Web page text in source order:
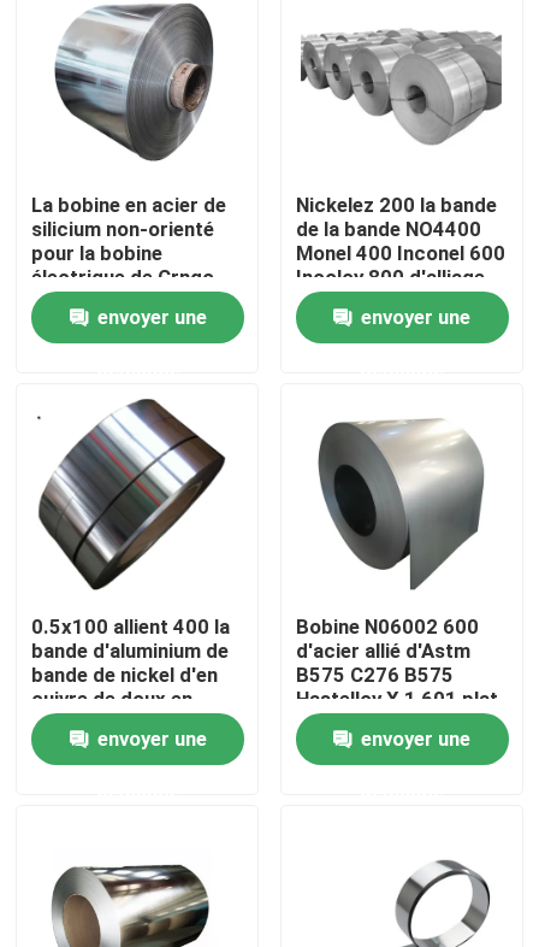
Accueil
A propos de nous
Contacts
Produits
tube rond d'acier inoxydable
feuille inoxydable de plaque d'acier
Bobine d'acier inoxydable
bande d'acier inoxydable
La bobine en acier de
silicium non-orienté
pour la bobine
électrique de Crngo
Crgo de noyau de fer
de moteurs a laminé à
froid
envoyer une
Nickelez 200 la bande
de la bande NO4400
Monel 400 Inconel 600
Incoloy 800 d'alliage
de nickel de haute
résistanceenvoyer une
0.5x100 allient 400 la
bande d'aluminium de
bande de nickel d'en
cuivre de doux en
métal de nickel de
Monel 400envoyer une
Bobine N06002 600
d'acier allié d'Astm
B575 C276 B575
Hastelloy X 1 601 plat
d'Astm B443 Inconel
625
envoyer une